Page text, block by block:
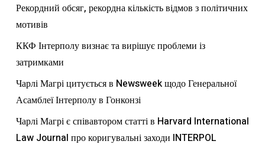
Рекордний обсяг, рекордна кількість відмов з політичних
мотивів
ККФ Інтерполу визнає та вирішує проблеми із
затримками
Чарлі Магрі цитується в Newsweek щодо Генеральної
Асамблеї Інтерполу в Гонконзі
Чарлі Магрі є співавтором статті в Harvard International
Law Journal про коригувальні заходи INTERPOL